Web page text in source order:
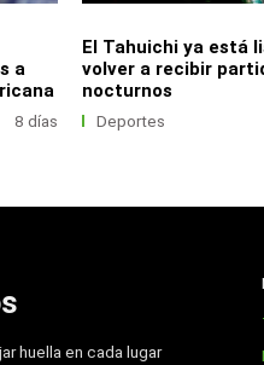
a
8 días
El Tahuichi ya está
volver a recibir
nocturnos
Deportes
huella en cada lugar